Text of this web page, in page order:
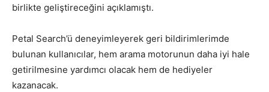
birlikte geliştireceğini açıklamıştı.
Petal Search’ü deneyimleyerek geri bildirimlerimde
bulunan kullanıcılar, hem arama motorunun daha iyi hale
getirilmesine yardımcı olacak hem de hediyeler
kazanacak.